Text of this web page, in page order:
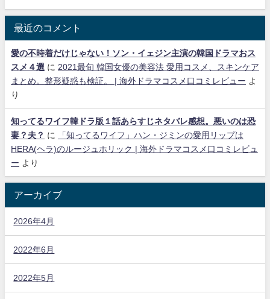
最近のコメント
愛の不時着だけじゃない！ソン・イェジン主演の韓国ドラマおス
スメ４選 に 2021最旬 韓国女優の美容法 愛用コスメ、スキンケア
まとめ。整形疑惑も検証。 | 海外ドラマコスメ口コミレビュー よ
り
知ってるワイフ韓ドラ版１話あらすじネタバレ感想。悪いのは恐
妻？夫？ に
「知ってるワイフ」ハン・ジミンの愛用リップは
HERA(ヘラ)のルージュホリック | 海外ドラマコスメ口コミレビュ
ー より
アーカイブ
2026年4月
2022年6月
2022年5月